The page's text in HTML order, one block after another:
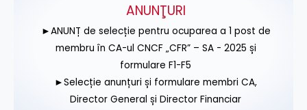
ANUNŢURI
►ANUNȚ de selecție pentru ocuparea a 1 post de
membru în CA-ul CNCF „CFR” – SA - 2025 și
formulare F1-F5
►Selecție anunțuri și formulare membri CA,
Director General și Director Financiar